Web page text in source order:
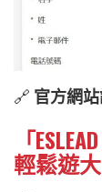
🔗 官方網
「
輕鬆遊